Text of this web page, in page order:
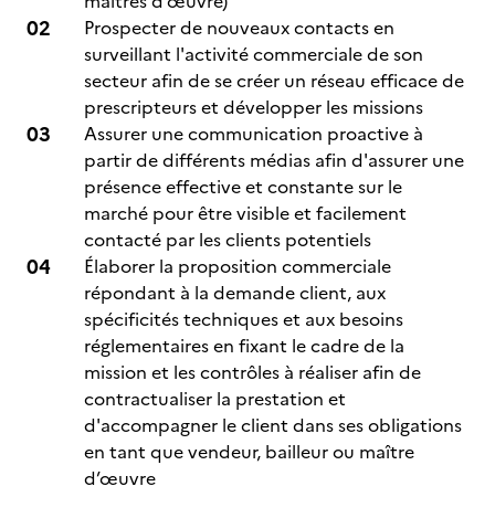
Prospecter de nouveaux contacts en
surveillant l'activité commerciale de son
secteur afin de se créer un réseau efficace de
prescripteurs et développer les missions
Assurer une communication proactive à
partir de différents médias afin d'assurer une
présence effective et constante sur le
marché pour être visible et facilement
contacté par les clients potentiels
Élaborer la proposition commerciale
répondant à la demande client, aux
spécificités techniques et aux besoins
réglementaires en fixant le cadre de la
mission et les contrôles à réaliser afin de
contractualiser la prestation et
d'accompagner le client dans ses obligations
en tant que vendeur, bailleur ou maître
d’œuvre